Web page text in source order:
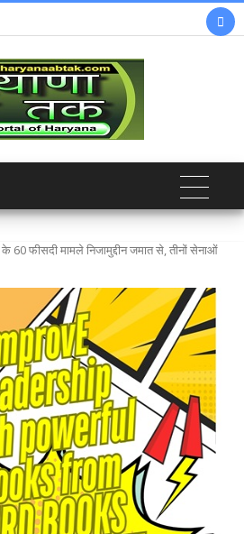

के 60 फीसदी मामले निजामुद्दीन जमात से, तीनों सेनाओं